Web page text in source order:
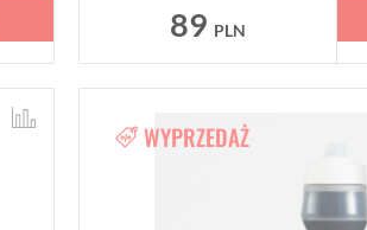
89 PLN
WYPRZEDAŻ